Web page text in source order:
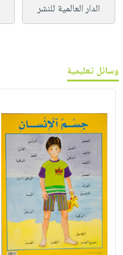
الدار العالمية للنشر
وسائل تعليمية